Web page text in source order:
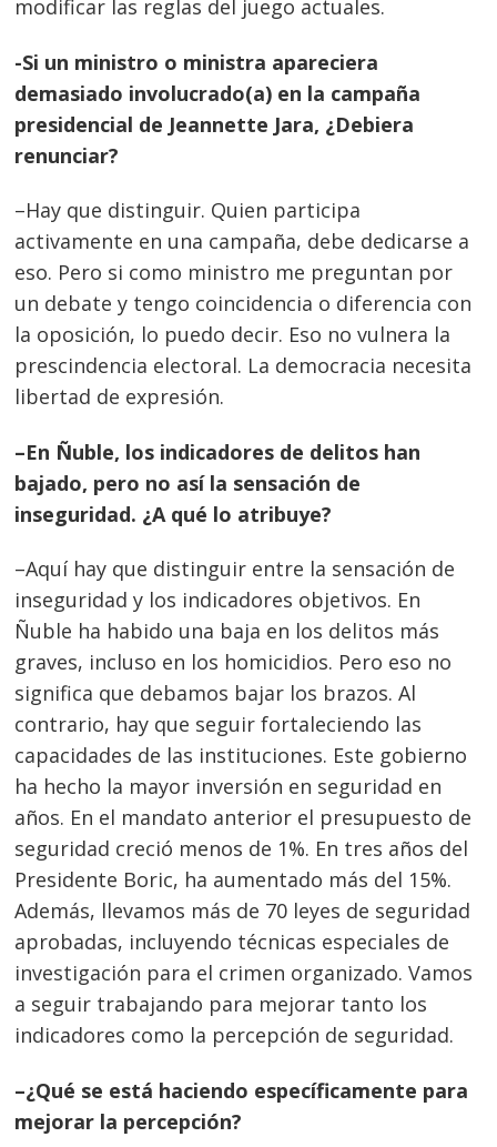
modificar las reglas del juego actuales.
-Si un ministro o ministra apareciera
demasiado involucrado(a) en la campaña
presidencial de Jeannette Jara, ¿Debiera
renunciar?
–Hay que distinguir. Quien participa
activamente en una campaña, debe dedicarse a
eso. Pero si como ministro me preguntan por
un debate y tengo coincidencia o diferencia con
la oposición, lo puedo decir. Eso no vulnera la
prescindencia electoral. La democracia necesita
libertad de expresión.
–En Ñuble, los indicadores de delitos han
bajado, pero no así la sensación de
inseguridad. ¿A qué lo atribuye?
–Aquí hay que distinguir entre la sensación de
inseguridad y los indicadores objetivos. En
Ñuble ha habido una baja en los delitos más
graves, incluso en los homicidios. Pero eso no
significa que debamos bajar los brazos. Al
contrario, hay que seguir fortaleciendo las
capacidades de las instituciones. Este gobierno
ha hecho la mayor inversión en seguridad en
años. En el mandato anterior el presupuesto de
seguridad creció menos de 1%. En tres años del
Presidente Boric, ha aumentado más del 15%.
Además, llevamos más de 70 leyes de seguridad
aprobadas, incluyendo técnicas especiales de
investigación para el crimen organizado. Vamos
a seguir trabajando para mejorar tanto los
indicadores como la percepción de seguridad.
–¿Qué se está haciendo específicamente para
mejorar la percepción?